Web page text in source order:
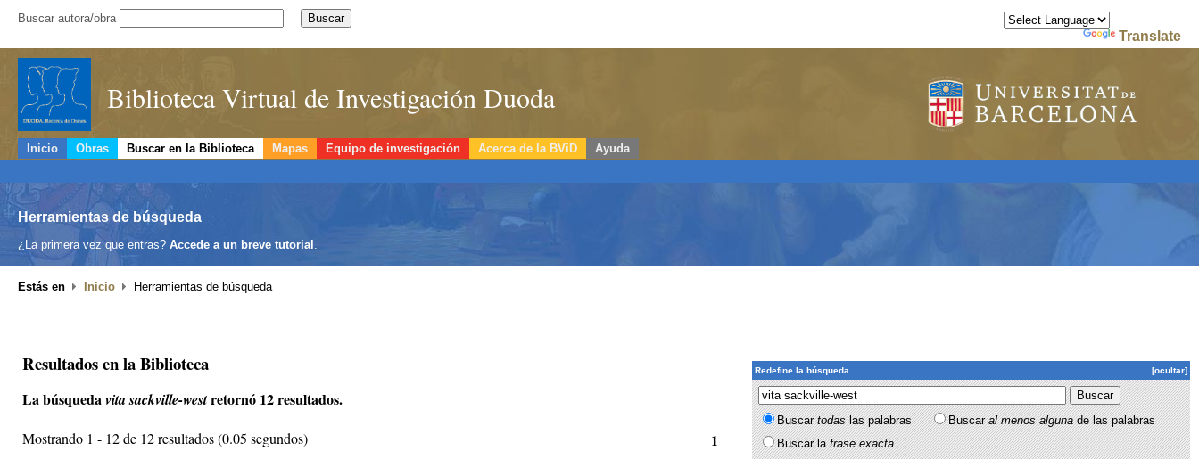
Translate
Buscar autora/obra
Biblioteca Virtual de Investigación Duoda
Inicio Obras Buscar en la Biblioteca Mapas Equipo de investigación Acerca de la BViD Ayuda
Herramientas de búsqueda
¿La primera vez que entras? Accede a un breve tutorial .
Estás en Inicio Herramientas de búsqueda
Resultados en la Biblioteca
La búsquedavita sackville-westretornó 12 resultados.
Mostrando 1 - 12 de 12 resultados (0.05 segundos) 1
[ocultar]
Redefine la búsqueda
Buscartodaslas palabras Buscaral menos algunade las palabras
Buscar lafrase exacta